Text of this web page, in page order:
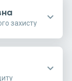
захисту expand_more
expand_more